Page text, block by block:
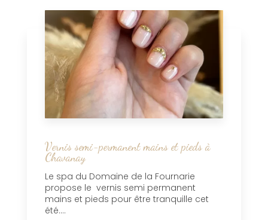
Vernis semi-permanent mains et pieds à
Chavanay
Le spa du Domaine de la Fournarie
propose le vernis semi permanent
mains et pieds pour être tranquille cet
été....